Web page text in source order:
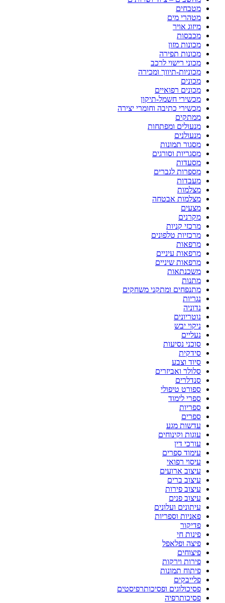
מטבחים
מטהרי מים
מיזוג אויר
מכבסות
מכונות מזון
מכונות תפירה
מכוני רישוי לרכב
מכוניות-תיווך ומכירה
מכונים
מכונים רפואיים
מכשירי חשמל-תיקון
מכשירי כתיבה וחומרי יצירה
ממתקים
מנעולים ומפתחות
מנעולנים
מסגור תמונות
מסגריות וסורגים
מסעדות
מספרות לגברים
מעבדות
מצלמות
מצלמות אבטחה
מצעים
מקרנים
מרכזי קניות
מרכזיות טלפונים
מרפאות
מרפאות עיניים
מרפאות שיניים
משכנתאות
מתנות
מתנפחים ומתקני משחקים
נגריות
נדוניה
נוטריונים
ניקוי יבש
נעליים
סוכני נסיעות
סידקית
סיוד וצבע
סלולר ואביזרים
סנדלרים
ספורט טיפולי
ספרי לימוד
ספריות
ספרים
עדשות מגע
עוגות וקינוחים
עורכי דין
עימוד ספרים
עיסוי רפואי
עיצוב ארועים
עיצוב ברים
עיצוב פירות
עיצוב פנים
עיתונים ועלונים
פאניות וספריות
פדיקור
פינות חי
פיצה ופלאפל
פיצוחים
פירות וירקות
פיתוח תמונות
פלייבקים
פסיכולוגים ופסיכותרפיסטים
פסיכותרפיה